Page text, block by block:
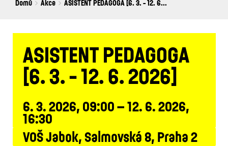
Breadcrumbs
You
Domů Akce ASISTENT PEDAGOGA [6. 3. - 12. 6...
ASISTENT PEDAGOGA
[6. 3. - 12. 6. 2026]
6. 3. 2026, 09:00 – 12. 6. 2026,
16:30
VOŠ Jabok, Salmovská 8, Praha 2